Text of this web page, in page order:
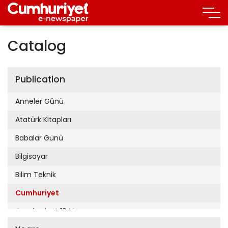
Catalog
Publication
Anneler Günü
Atatürk Kitapları
Babalar Günü
Bilgisayar
Bilim Teknik
Cumhuriyet
Cumhuriyet 19 Mayıs